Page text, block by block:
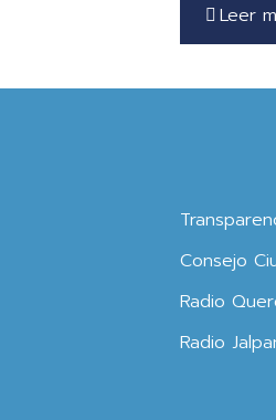
Leer
Consejo
Radio
Radio